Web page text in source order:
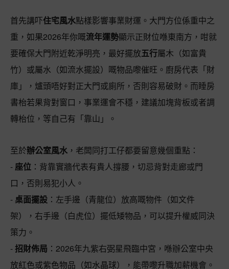
首先講吓住宅風水點樣影響事業財運。大門方位係重中之
重，如果2026年你嘅流年運勢顯示正財位喺東南方，咁就
要確保大門附近乾淨明亮，最好擺放五行屬木（如富貴
竹）或屬水（如流水擺設）嘅物品嚟催旺。廚房代表「財
庫」，爐頭唔好對正大門或廁所，否則容易破財。而睡房
書枱若果背對窗口，事業運會不穩，建議加塊背板或者調
轉枱位，等自己有「靠山」。
至於辦公室風水 ，老闆同打工仔都要留意幾個重點：
- 座位 ：背靠實牆代表有貴人撐腰，切忌背對走廊或門
口，否則易犯小人。
- 桌面擺設 ：左手邊（青龍位）放高嘅物件（如文件
架），右手邊（白虎位）擺低矮物品，可以提升權威同決
策力。
-招財佈局 ：2026年九紫右弼星飛臨中宮，喺辦公室中央
放紅色或紫色物品（如水晶球），能帶嚟升職加薪機會。